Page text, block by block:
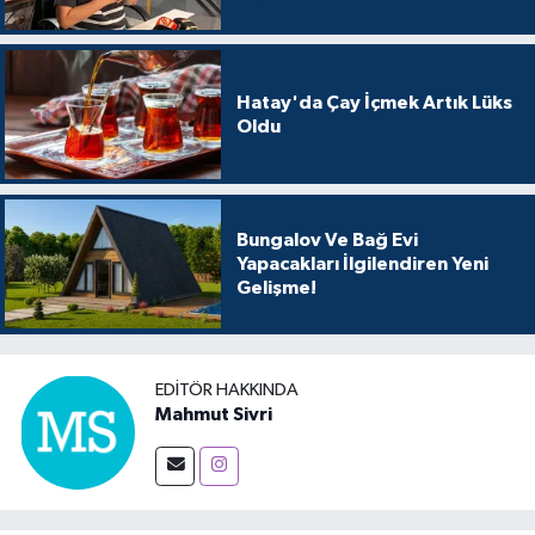
Hatay'da Çay İçmek Artık Lüks
Oldu
Bungalov Ve Bağ Evi
Yapacakları İlgilendiren Yeni
Gelişme!
EDITÖR HAKKINDA
Mahmut Sivri